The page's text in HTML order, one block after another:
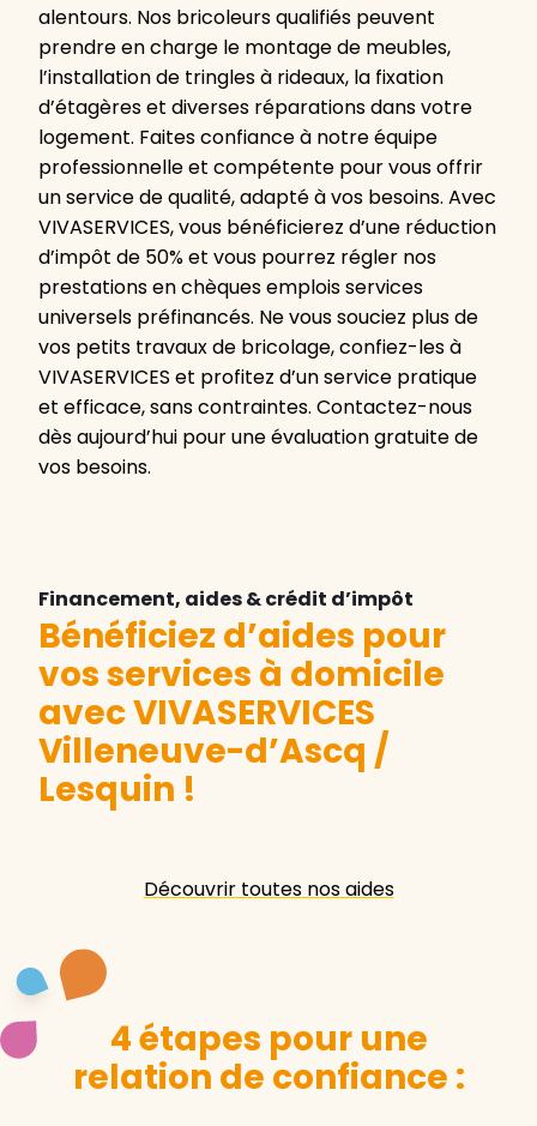
alentours. Nos bricoleurs qualifiés peuvent
prendre en charge le montage de meubles,
l’installation de tringles à rideaux, la fixation
d’étagères et diverses réparations dans votre
logement. Faites confiance à notre équipe
professionnelle et compétente pour vous offrir
un service de qualité, adapté à vos besoins. Avec
VIVASERVICES, vous bénéficierez d’une réduction
d’impôt de 50% et vous pourrez régler nos
prestations en chèques emplois services
universels préfinancés. Ne vous souciez plus de
vos petits travaux de bricolage, confiez-les à
VIVASERVICES et profitez d’un service pratique
et efficace, sans contraintes. Contactez-nous
dès aujourd’hui pour une évaluation gratuite de
vos besoins.
Financement, aides & crédit d’impôt
Bénéficiez d’aides pour
vos services à domicile
avec VIVASERVICES
Villeneuve-d’Ascq /
Lesquin !
Découvrir toutes nos aides
4 étapes pour une
relation de confiance :